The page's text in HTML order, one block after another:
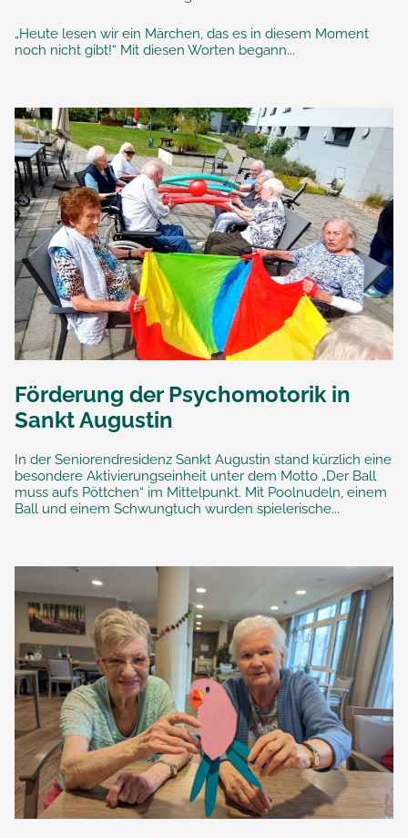
„Heute lesen wir ein Märchen, das es in diesem Moment
noch nicht gibt!“ Mit diesen Worten begann...
Förderung der Psychomotorik in
Sankt Augustin
In der Seniorendresidenz Sankt Augustin stand kürzlich eine
besondere Aktivierungseinheit unter dem Motto „Der Ball
muss aufs Pöttchen“ im Mittelpunkt. Mit Poolnudeln, einem
Ball und einem Schwungtuch wurden spielerische...